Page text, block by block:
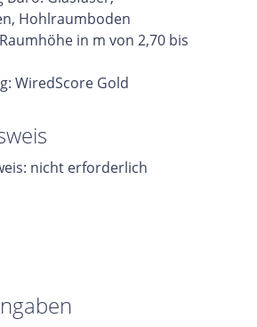
Hohlraumboden
in m von 2,70 bis
WiredScore Gold
nicht erforderlich